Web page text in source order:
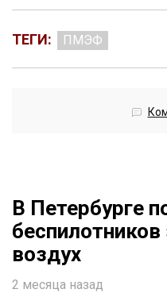
ТЕГИ: ПМЭФ
В Петербурге
беспилотников
воздух
2 месяца назад